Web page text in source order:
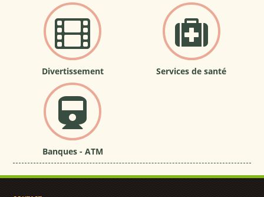
Divertissement Services de santé
Banques - ATM